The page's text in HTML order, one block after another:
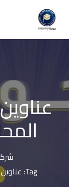
Tag: عناوين مشاريع تخرج في المحاسبة الحكومية